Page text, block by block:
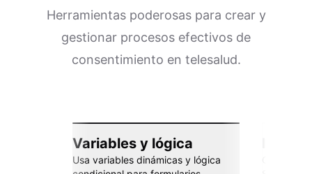
Herramientas poderosas para crear y
gestionar procesos efectivos de
consentimiento en telesalud.
Variables y lógica
Usa variables dinámicas y lógica